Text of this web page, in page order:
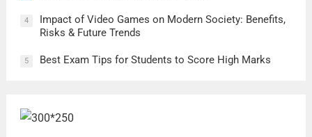
4
Impact of Video Games on Modern Society: Benefits,
Risks & Future Trends
5 Best Exam Tips for Students to Score High Marks